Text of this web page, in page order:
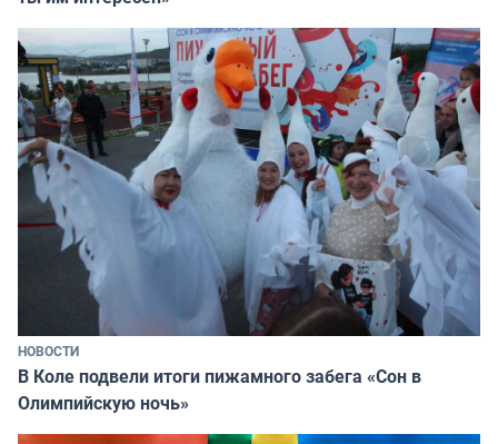
НОВОСТИ
В Коле подвели итоги пижамного забега «Сон в
Олимпийскую ночь»